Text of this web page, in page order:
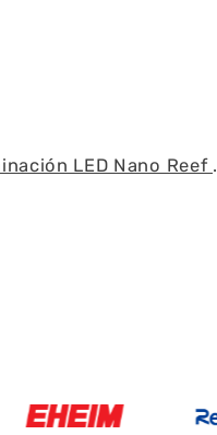
AQUAEL -